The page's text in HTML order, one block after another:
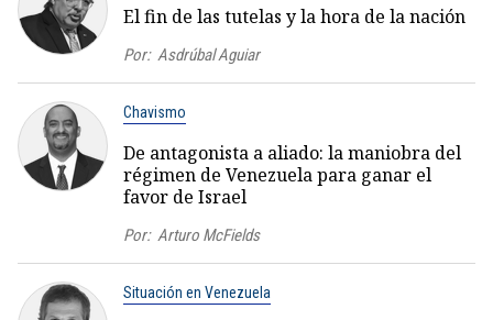
El fin de las tutelas y la hora de la nación
Por: Asdrúbal Aguiar
Chavismo
De antagonista a aliado: la maniobra del
régimen de Venezuela para ganar el
favor de Israel
Por: Arturo McFields
Situación en Venezuela